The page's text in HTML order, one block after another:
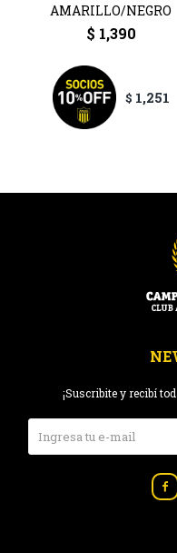
AMARILLO/NEGRO
$ 1,390
$ 1,251
¡Suscribite y recibí
